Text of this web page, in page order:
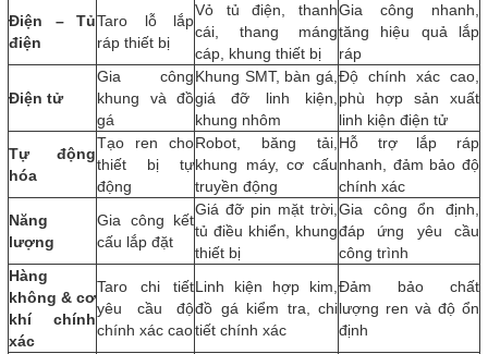
Điện – Tủ
điện
Taro lỗ lắp
ráp thiết bị
Vỏ tủ điện, thanh
cái, thang máng
cáp, khung thiết bị
Gia công nhanh,
tăng hiệu quả lắp
ráp
Điện tử
Gia công
khung và đồ
gá
Khung SMT, bàn gá,
giá đỡ linh kiện,
khung nhôm
Độ chính xác cao,
phù hợp sản xuất
linh kiện điện tử
Tự động
hóa
Tạo ren cho
thiết bị tự
động
Robot, băng tải,
khung máy, cơ cấu
truyền động
Hỗ trợ lắp ráp
nhanh, đảm bảo độ
chính xác
Năng
lượng
Gia công kết
cấu lắp đặt
Giá đỡ pin mặt trời,
tủ điều khiển, khung
thiết bị
Gia công ổn định,
đáp ứng yêu cầu
công trình
Hàng
không & cơ
khí chính
xác
Taro chi tiết
yêu cầu độ
chính xác cao
Linh kiện hợp kim,
đồ gá kiểm tra, chi
tiết chính xác
Đảm bảo chất
lượng ren và độ ổn
định